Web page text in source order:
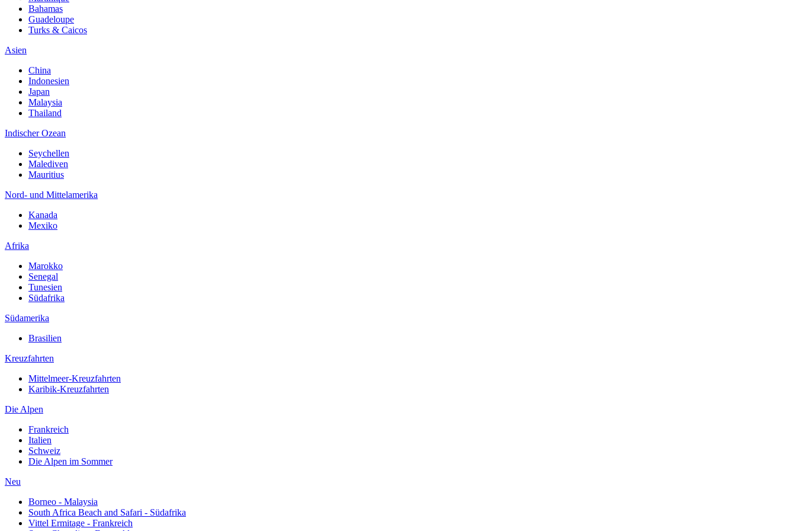
Bahamas
Guadeloupe
Turks & Caicos
Asien
China
Indonesien
Japan
Malaysia
Thailand
Indischer Ozean
Seychellen
Malediven
Mauritius
Nord- und Mittelamerika
Kanada
Mexiko
Afrika
Marokko
Senegal
Tunesien
Südafrika
Südamerika
Brasilien
Kreuzfahrten
Mittelmeer-Kreuzfahrten
Karibik-Kreuzfahrten
Die Alpen
Frankreich
Italien
Schweiz
Die Alpen im Sommer
Neu
Borneo - Malaysia
South Africa Beach and Safari - Südafrika
Vittel Ermitage - Frankreich